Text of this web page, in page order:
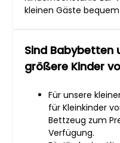
kleinen Gäste
Sind Babybetten
größere Kinder
Für unsere
für Kleinkinder
Bettzeug zum
Verfügung.